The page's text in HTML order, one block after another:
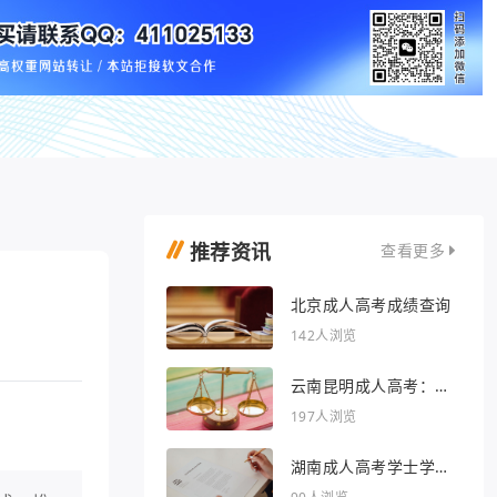
推荐资讯 查看更多
北京成人高考成绩查询
142人浏览
云南昆明成人高考：开
启人生新篇章
197人浏览
湖南成人高考学士学位
外语行业文章